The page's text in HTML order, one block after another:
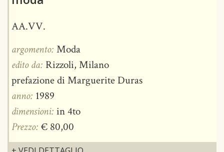
AA.VV.
argomento: Moda
edito da: Rizzoli, Milano
prefazione di Marguerite Duras
anno: 1989
dimensioni: in 4to
Prezzo: € 80,00